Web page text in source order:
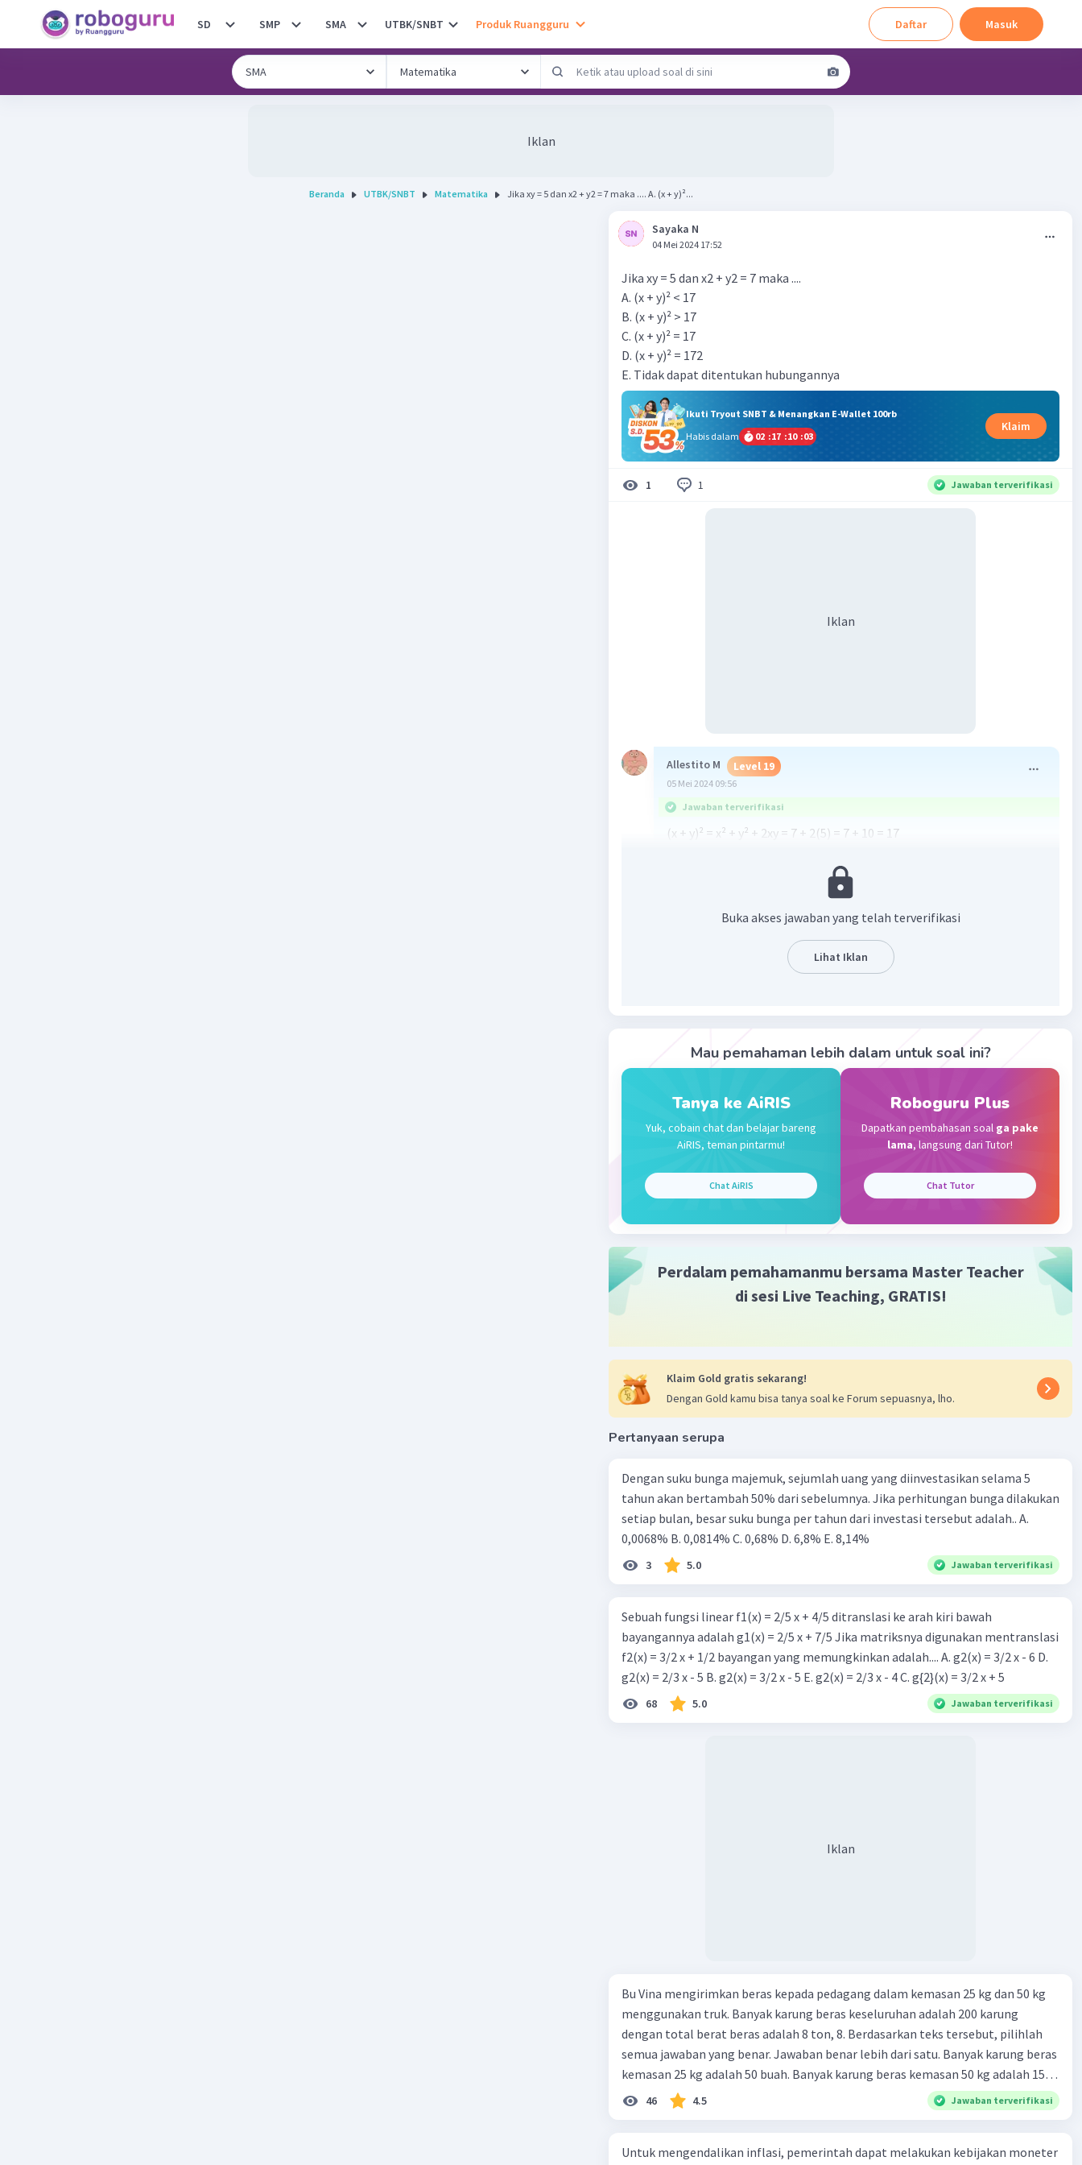
SD SMP SMA UTBK/SNBT Produk Ruangguru Daftar Masuk
Iklan
Beranda UTBK/SNBT Matematika Jika xy = 5 dan x2 + y2 = 7 maka .... A. (x + y)²...
Sayaka N
04 Mei 2024 17:52
Jika xy = 5 dan x2 + y2 = 7 maka ....
A. (x + y)² < 17
B. (x + y)² > 17
C. (x + y)² = 17
D. (x + y)² = 172
E. Tidak dapat ditentukan hubungannya
Ikuti Tryout SNBT & Menangkan E-Wallet 100rb
Habis dalam
02 :17 :10 :02
Klaim
1 1 Jawaban terverifikasi
Iklan
Allestito M Level 19
05 Mei 2024 09:56
Jawaban terverifikasi
(x + y)² = x² + y² + 2xy = 7 + 2(5) = 7 + 10 = 17
Balas
Buka akses jawaban yang telah terverifikasi
Lihat Iklan
Mau pemahaman lebih dalam untuk soal ini?
Tanya ke AiRIS
Yuk, cobain chat dan belajar bareng
AiRIS, teman pintarmu!
Chat AiRIS
Roboguru Plus
Dapatkan pembahasan soal ga pake
lama, langsung dari Tutor!
Chat Tutor
Perdalam pemahamanmu bersama Master Teacher
di sesi Live Teaching, GRATIS!
Klaim Gold gratis sekarang!
Dengan Gold kamu bisa tanya soal ke Forum sepuasnya, lho.
Pertanyaan serupa
Dengan suku bunga majemuk, sejumlah uang yang diinvestasikan selama 5
tahun akan bertambah 50% dari sebelumnya. Jika perhitungan bunga dilakukan
setiap bulan, besar suku bunga per tahun dari investasi tersebut adalah.. A.
0,0068% B. 0,0814% C. 0,68% D. 6,8% Ε. 8,14%
3 5.0 Jawaban terverifikasi
Sebuah fungsi linear f1(x) = 2/5 x + 4/5 ditranslasi ke arah kiri bawah
bayangannya adalah g1(x) = 2/5 x + 7/5 Jika matriksnya digunakan mentranslasi
f2(x) = 3/2 x + 1/2 bayangan yang memungkinkan adalah.... A. g2(x) = 3/2 x - 6 D.
g2(x) = 2/3 x - 5 B. g2(x) = 3/2 x - 5 E. g2(x) = 2/3 x - 4 C. g{2}(x) = 3/2 x + 5
68 5.0 Jawaban terverifikasi
Iklan
Bu Vina mengirimkan beras kepada pedagang dalam kemasan 25 kg dan 50 kg
menggunakan truk. Banyak karung beras keseluruhan adalah 200 karung
dengan total berat beras adalah 8 ton, 8. Berdasarkan teks tersebut, pilihlah
semua jawaban yang benar. Jawaban benar lebih dari satu. Banyak karung beras
kemasan 25 kg adalah 50 buah. Banyak karung beras kemasan 50 kg adalah 150
buah. Total berat beras dalam kemasan 25 kg adalah 2 ton. Perbandingan berat
beras kemasan 25 kg dan 50 kg dalam truk adalah 1: 3. 9. Berdasarkan teks
Rp14.000, berapakah biaya angkut semua beras yang harus dibayar oleh Bu
46 4.5 Jawaban terverifikasi
Untuk mengendalikan inflasi, pemerintah dapat melakukan kebijakan moneter